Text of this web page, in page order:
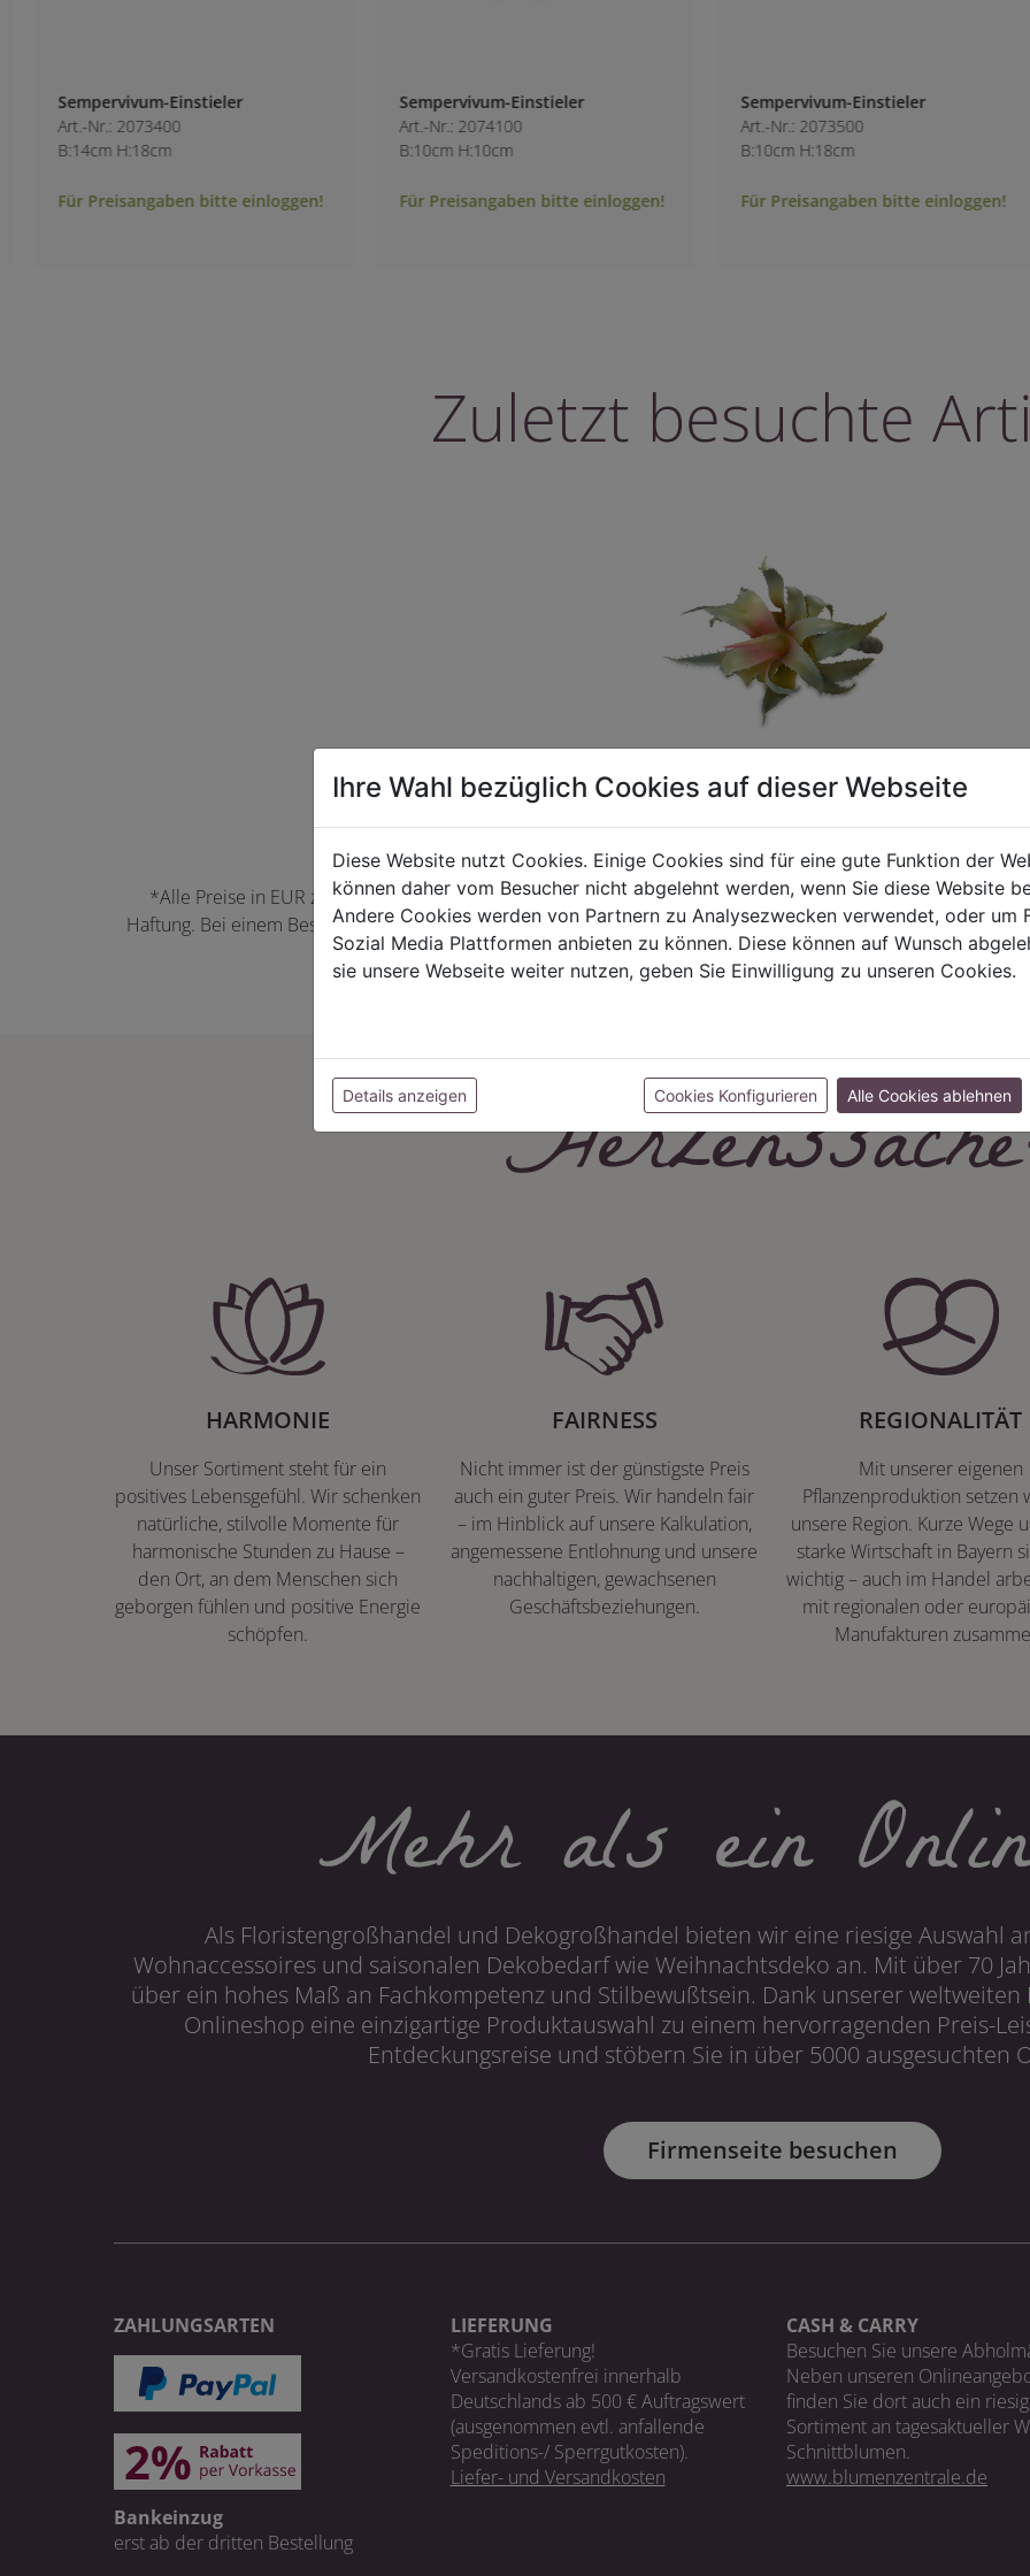
Sempervivum-Einstieler
Art.-Nr.: 2073400
B:14cm H:18cm
Für Preisangaben bitte einloggen!
Sempervivum-Einstieler
Art.-Nr.: 2074100
B:10cm H:10cm
Für Preisangaben bitte einloggen!
Sempervivum-Einstieler
Art.-Nr.: 2073500
B:10cm H:18cm
Für Preisangaben bitte einloggen!
Zuletzt besuchte
*Alle Preise in EUR zzgl. der jeweils gültigen Mehrwertsteuer und Versandkosten. Für Irrtümer und
Haftung. Bei einem Bestellwert unter 50,00 EUR behalten wir uns die Berechnung eines
können Farbabweichungen zwischen der Bildschirmdarstellung und dem
HARMONIE
Unser Sortiment steht für ein
positives Lebensgefühl. Wir schenken
natürliche, stilvolle Momente für
harmonische Stunden zu Hause –
den Ort, an dem Menschen sich
geborgen fühlen und positive Energie
schöpfen.
FAIRNESS
Nicht immer ist der günstigste Preis
auch ein guter Preis. Wir handeln fair
– im Hinblick auf unsere Kalkulation,
angemessene Entlohnung und unsere
nachhaltigen, gewachsenen
Geschäftsbeziehungen.
REGIONALITÄT
Mit unserer eigenen
Pflanzenproduktion setzen
unsere Region. Kurze Wege
starke Wirtschaft in Bayern
wichtig – auch im Handel
mit regionalen oder
Manufakturen
Mehr als ein
Als Floristengroßhandel und Dekogroßhandel bieten wir eine riesige Auswahl
Wohnaccessoires und saisonalen Dekobedarf wie Weihnachtsdeko an. Mit über 70
über ein hohes Maß an Fachkompetenz und Stilbewußtsein. Dank unserer
Onlineshop eine einzigartige Produktauswahl zu einem hervorragenden Preis-
Entdeckungsreise und stöbern Sie in über 5000 ausgesuchten
Firmenseite besuchen
ZAHLUNGSARTEN
Bankeinzug
erst ab der dritten Bestellung
LIEFERUNG
*Gratis Lieferung!
Versandkostenfrei innerhalb
Deutschlands ab 500 € Auftragswert
(ausgenommen evtl. anfallende
Speditions-/ Sperrgutkosten).
Liefer- und Versandkosten
CASH & CARRY
Besuchen Sie unsere
Neben unseren
finden Sie dort auch ein
Sortiment an tagesaktueller
Schnittblumen.
www.blumenzentrale.de
Ihre Wahl bezüglich Cookies auf dieser Webseite
Diese Website nutzt Cookies. Einige Cookies sind für eine gute Funktion der
können daher vom Besucher nicht abgelehnt werden, wenn Sie diese Website
Andere Cookies werden von Partnern zu Analysezwecken verwendet, oder um
Sozial Media Plattformen anbieten zu können. Diese können auf Wunsch
sie unsere Webseite weiter nutzen, geben Sie Einwilligung zu unseren Cookies.
Details anzeigen Cookies Konfigurieren Alle Cookies ablehnen